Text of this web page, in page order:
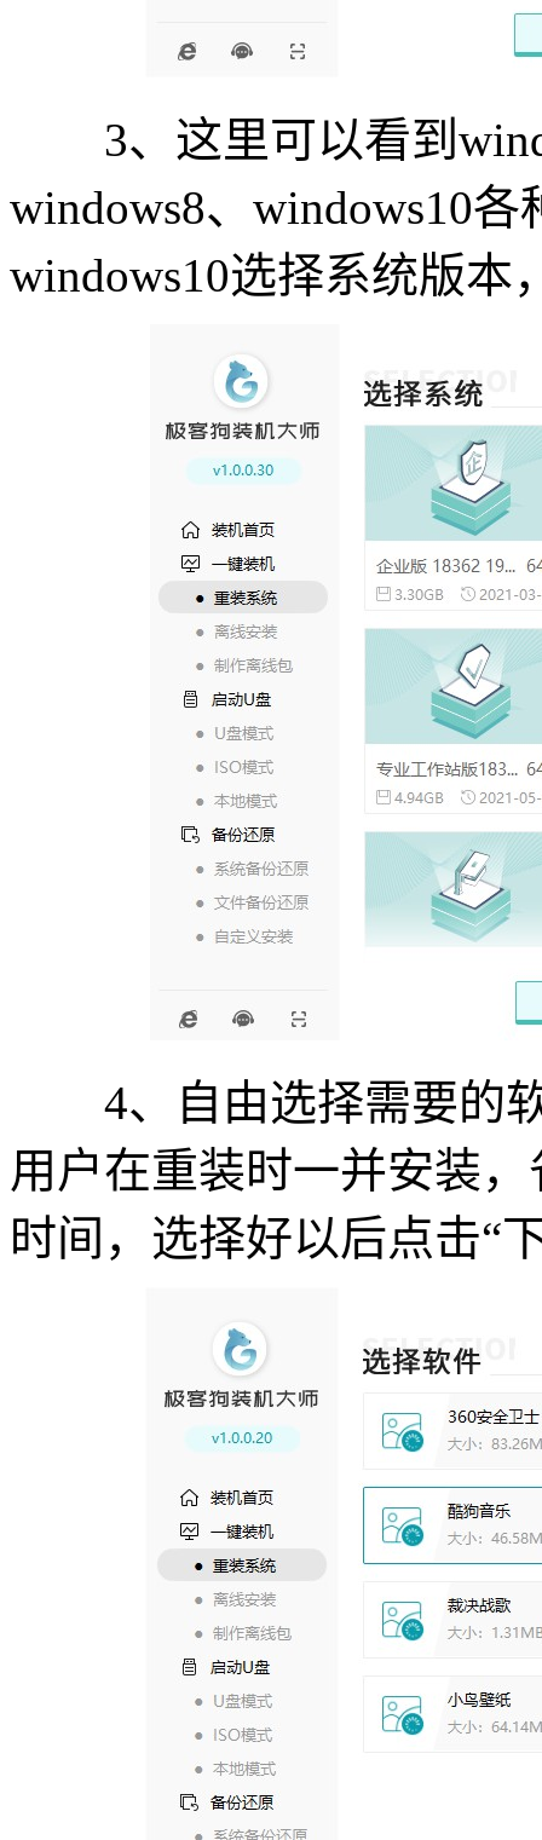
3、这里可以看到
windows8、windows10
windows10选择系统版本
4、自由选择需要的软
用户在重装时一并安装
时间，选择好以后点击“